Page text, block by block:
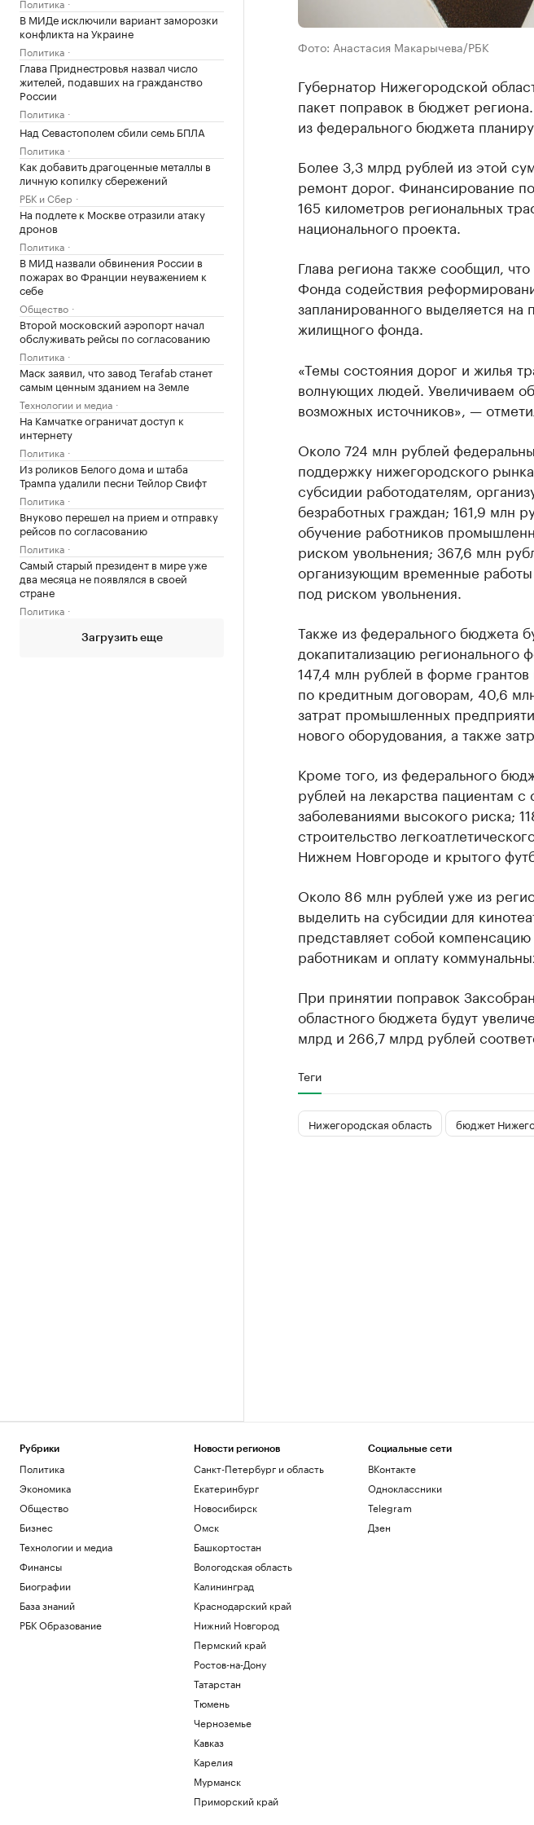
В МИДе исключили вариант заморозки
конфликта на Украине
Политика
Глава Приднестровья назвал число
жителей, подавших на гражданство
России
Политика
Над Севастополем сбили семь БПЛА
Политика
Как добавить драгоценные металлы в
личную копилку сбережений
РБК и Сбер
На подлете к Москве отразили атаку
дронов
Политика
В МИД назвали обвинения России в
пожарах во Франции неуважением к
себе
Общество
Второй московский аэропорт начал
обслуживать рейсы по согласованию
Политика
Маск заявил, что завод Terafab станет
самым ценным зданием на Земле
Технологии и медиа
На Камчатке ограничат доступ к
интернету
Политика
Из роликов Белого дома и штаба
Трампа удалили песни Тейлор Свифт
Политика
Внуково перешел на прием и отправку
рейсов по согласованию
Политика
Самый старый президент в мире уже
два месяца не появлялся в своей
стране
Политика
Загрузить еще
Фото: Анастасия Макарычева/РБК
Губернатор Нижегородской
пакет поправок в бюджет
из федерального бюджета
Более 3,3 млрд рублей из этой
ремонт дорог. Финансирование
165 километров региональных
национального проекта.
Глава региона также сообщил,
Фонда содействия
запланированного выделяется
жилищного фонда.
«Темы состояния дорог и жилья
волнующих людей. Увеличиваем
возможных источников», —
Около 724 млн рублей
поддержку нижегородского
субсидии работодателям,
безработных граждан; 161,9 млн
обучение работников
риском увольнения; 367,6 млн
организующим временные
под риском увольнения.
Также из федерального бюджета
докапитализацию регионального
147,4 млн рублей в форме
по кредитным договорам, 40,6
затрат промышленных
нового оборудования, а также
Кроме того, из федерального
рублей на лекарства пациентам
заболеваниями высокого риска;
строительство
Нижнем Новгороде и крытого
Около 86 млн рублей уже из
выделить на субсидии для
представляет собой компенсацию
работникам и оплату
При принятии поправок
областного бюджета будут
млрд и 266,7 млрд рублей
Теги
Нижегородская область бюджет
Рубрики
Политика
Экономика
Общество
Бизнес
Технологии и медиа
Финансы
Биографии
База знаний
РБК Образование
Новости регионов
Санкт-Петербург и область
Екатеринбург
Новосибирск
Омск
Башкортостан
Вологодская область
Калининград
Краснодарский край
Нижний Новгород
Пермский край
Ростов-на-Дону
Татарстан
Тюмень
Черноземье
Кавказ
Карелия
Мурманск
Приморский край
Социальные сети
ВКонтакте
Одноклассники
Telegram
Дзен